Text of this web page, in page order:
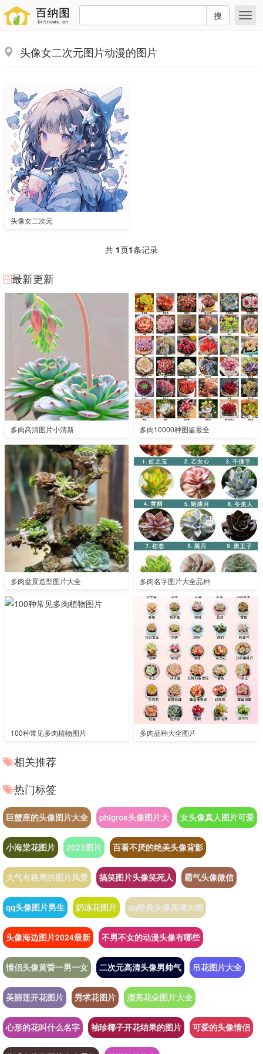
搜
头像女二次元图片动漫的图片
头像女二次元
共 1页1条记录
最新更新
多肉高清图片小清新 多肉10000种图鉴最全
多肉盆景造型图片大全 多肉名字图片大全品种
100种常见多肉植物图片 多肉品种大全图片
相关推荐
热门标签
巨蟹座的头像图片大全 phigros头像图片大 女头像真人图片可爱
小海棠花图片 2023图片 百看不厌的绝美头像背影
大气有格局的图片风景 搞笑图片头像笑死人 霸气头像微信
qq头像图片男生 奶冻花图片 qq经典头像高清大图
头像海边图片2024最新 不男不女的动漫头像有哪些
情侣头像黄昏一男一女 二次元高清头像男帅气 吊花图片大全
美丽莲开花图片 秀求花图片 漂亮花朵图片大全
心形的花叫什么名字 袖珍椰子开花结果的图片 可爱的头像情侣